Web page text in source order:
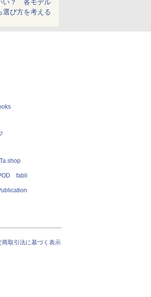
い？ 各モデル
選び方を考える
fabli
商取引法に基づく表示